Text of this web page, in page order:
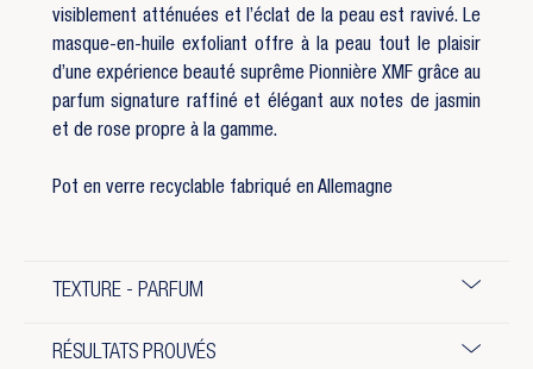
visiblement atténuées et l’éclat de la peau est ravivé. Le
masque-en-huile exfoliant offre à la peau tout le plaisir
d’une expérience beauté suprême Pionnière XMF grâce au
parfum signature raffiné et élégant aux notes de jasmin
et de rose propre à la gamme.
Pot en verre recyclable fabriqué en Allemagne
TEXTURE - PARFUM
RÉSULTATS PROUVÉS